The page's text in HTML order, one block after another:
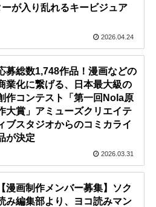
が入り乱れるキービジュア
2026.04.24
募総数1,748作品！漫画などの
業化に繋げる、日本最大級の
作コンテスト「第一回Nola原
大賞」アミューズクリエイテ
ブスタジオからのコミカライ
が決定
2026.03.31
【漫画制作メンバー募集】ソク
み編集部より、ヨコ読みマン